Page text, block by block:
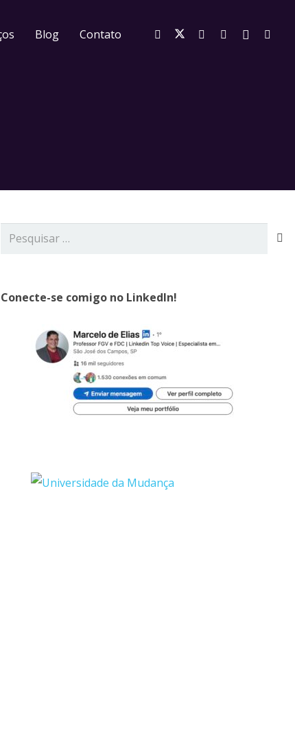
Blog Contato
Pesquisar
Conecte-se comigo no LinkedIn!